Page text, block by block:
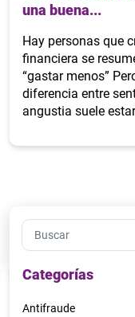
una buena...
Hay personas que
financiera se
“gastar menos”
diferencia entre
angustia suele
Categorías
Antifraude